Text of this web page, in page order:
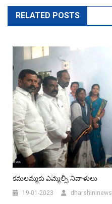
RELATED POSTS
కమలమ్మకు ఎమ్మెల్సీ నివాళులు
19-01-2023 dharshininews